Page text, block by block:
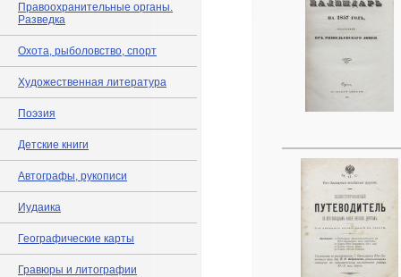
Правоохранительные органы.
Разведка
Охота, рыболовство, спорт
Художественная литература
Поэзия
Детские книги
Автографы, рукописи
Иудаика
Географические карты
Гравюры и литографии